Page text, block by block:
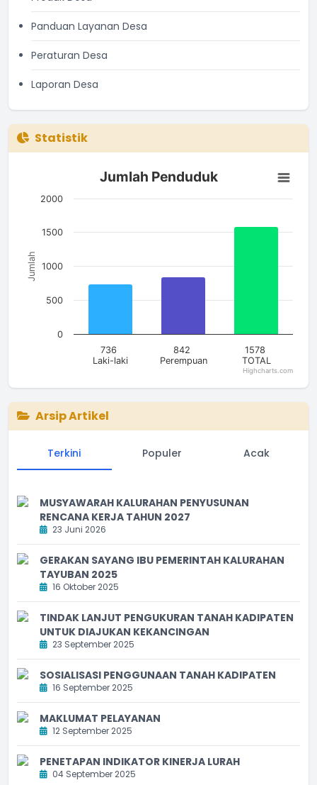
Panduan Layanan Desa
Peraturan Desa
Laporan Desa
Statistik
Jumlah Penduduk
Bar chart with 3 bars.
The chart has 1 X axis displaying categories.
Jumlah
Jumlah Penduduk
736
Laki-laki
842
Perempuan
1578
TOTAL
0
500
1000
1500
2000
Highcharts.com
Arsip Artikel
Terkini Populer Acak
MUSYAWARAH KALURAHAN PENYUSUNAN
RENCANA KERJA TAHUN 2027
23 Juni 2026
GERAKAN SAYANG IBU PEMERINTAH KALURAHAN
TAYUBAN 2025
16 Oktober 2025
TINDAK LANJUT PENGUKURAN TANAH KADIPATEN
UNTUK DIAJUKAN KEKANCINGAN
23 September 2025
SOSIALISASI PENGGUNAAN TANAH KADIPATEN
16 September 2025
MAKLUMAT PELAYANAN
12 September 2025
PENETAPAN INDIKATOR KINERJA LURAH
04 September 2025